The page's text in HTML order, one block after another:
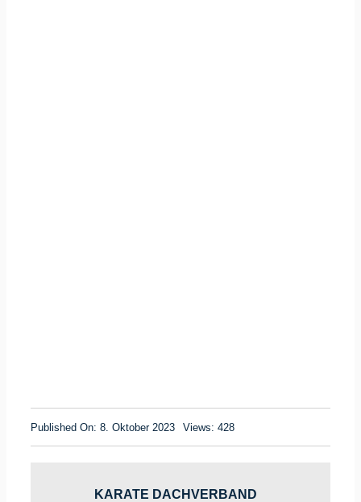
Published On: 8. Oktober 2023 Views: 428
KARATE DACHVERBAND